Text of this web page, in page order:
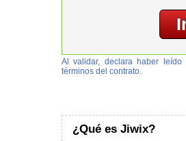
Al validar, declara haber
términos del contrato.
¿Qué es Jiwix?